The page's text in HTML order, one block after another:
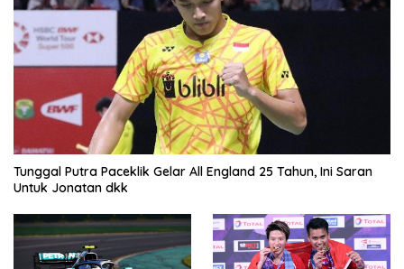
Tunggal Putra Paceklik Gelar All England 25 Tahun, Ini Saran
Untuk Jonatan dkk